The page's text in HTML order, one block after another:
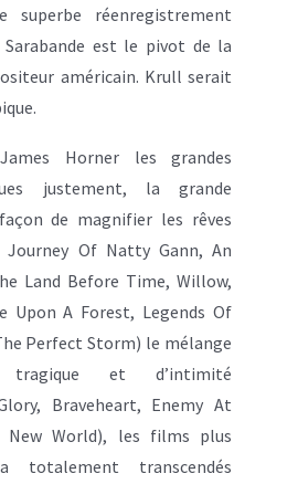
superbe réenregistrement
Sarabande est le pivot de la
américain. Krull serait
Horner les grandes
justement, la grande
de magnifier les rêves
Journey Of Natty Gann, An
Land Before Time, Willow,
Upon A Forest, Legends Of
Perfect Storm) le mélange
et d’intimité
Braveheart, Enemy At
New World), les films plus
totalement transcendés